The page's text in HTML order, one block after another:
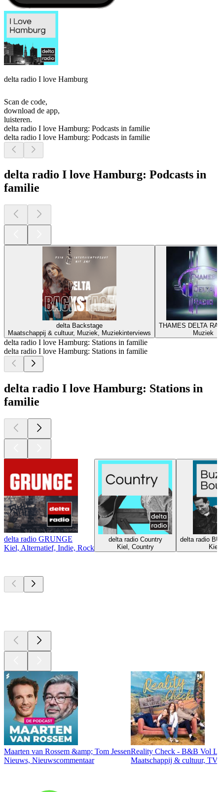
delta radio I love Hamburg
Scan de code,
download de app,
luisteren.
delta radio I love Hamburg: Podcasts in familie
delta radio I love Hamburg: Podcasts in familie
delta radio I love Hamburg: Podcasts in
familie
delta Backstage
Maatschappij & cultuur, Muziek, Muziekinterviews
THAMES DELTA
Muziek
delta radio I love Hamburg: Stations in familie
delta radio I love Hamburg: Stations in familie
delta radio I love Hamburg: Stations in
familie
delta radio GRUNGE
Kiel, Alternatief, Indie, Rock
delta radio Country
Kiel, Country
delta radio
Maarten van Rossem &amp; Tom Jessen
Nieuws, Nieuwscommentaar
Reality Check - B&B Vol
Maatschappij & cultuur,